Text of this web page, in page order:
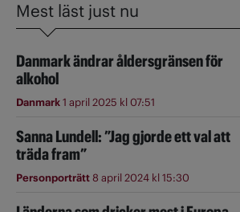
Mest läst just nu
Danmark ändrar åldersgränsen för
alkohol
Danmark1 april 2025 kl 07:51
Sanna Lundell: ”Jag gjorde ett val att
träda fram”
Personporträtt8 april 2024 kl 15:30